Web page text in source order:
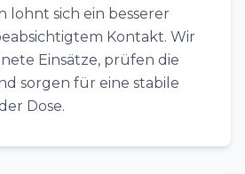
lohnt sich ein besserer
Kontakt. Wir
Einsätze, prüfen die
sorgen für eine stabile
Dose.